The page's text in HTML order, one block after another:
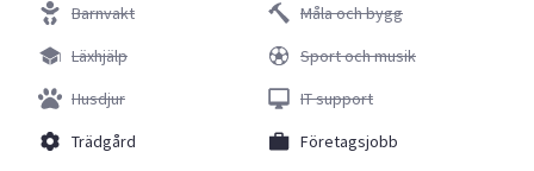
Barnvakt
Läxhjälp
Husdjur
Trädgård
Måla och bygg
Sport och musik
IT support
Företagsjobb